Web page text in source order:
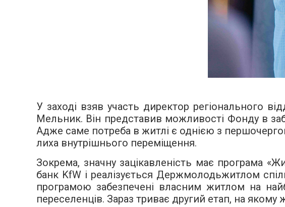
У заході взяв участь директор регіонального
Мельник. Він представив можливості Фонду в
Адже саме потреба в житлі є однією з
лиха внутрішнього переміщення.
Зокрема, значну зацікавленість має програма
банк KfWі реалізується Держмолодьжитлом
програмою забезпечені власним житлом на
переселенців. Зараз триває другий етап, на